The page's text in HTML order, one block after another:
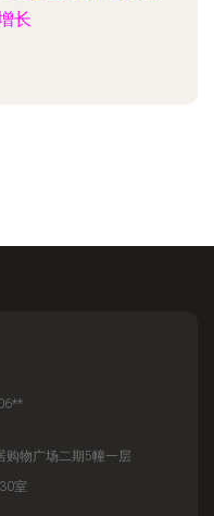
长
购物广场二期5幢一层
室